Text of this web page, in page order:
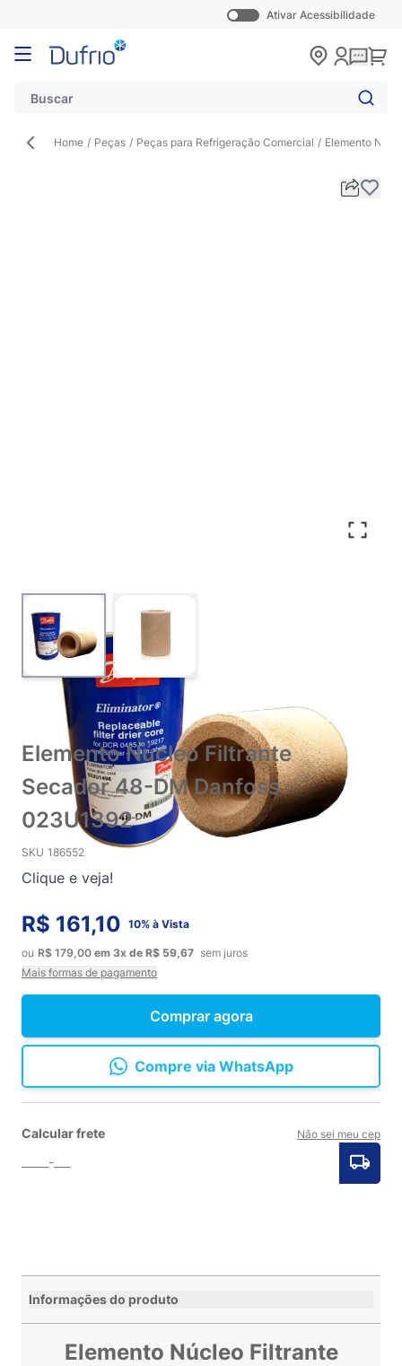
Ativar Acessibilidade
Pular para o conteúdo
Home / Peças / Peças para Refrigeração Comercial / Elemento
View larger imageView larger image
Elemento Núcleo Filtrante
Secador 48-DM Danfoss
023U1392
SKU 186552
Clique e veja!
Comprar agora
R$ 161,10 10% à Vista
ou R$ 179,00 em 3x de R$ 59,67 sem juros
Mais formas de pagamento
Compre via WhatsApp
Calcular frete Não sei meu cep
Informações do produto
Elemento Núcleo Filtrante